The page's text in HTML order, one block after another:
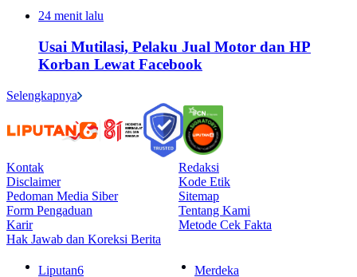
24 menit lalu
Usai Mutilasi, Pelaku Jual Motor dan HP
Korban Lewat Facebook
Selengkapnya
Kontak
Redaksi
Disclaimer
Kode Etik
Pedoman Media Siber
Sitemap
Form Pengaduan
Tentang Kami
Karir
Metode Cek Fakta
Hak Jawab dan Koreksi Berita
Liputan6 Merdeka